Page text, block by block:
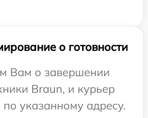
о готовности
Вам о завершении
Braun, и курьер
по указанному адресу.